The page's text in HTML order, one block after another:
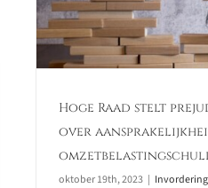
Hoge Raad stelt
over
oktober 19th, 2023 | Invordering